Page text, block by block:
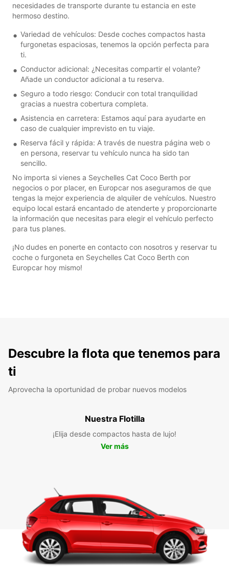
necesidades de transporte durante tu estancia en este
hermoso destino.
Variedad de vehículos: Desde coches compactos hasta
furgonetas espaciosas, tenemos la opción perfecta para
ti.
Conductor adicional: ¿Necesitas compartir el volante?
Añade un conductor adicional a tu reserva.
Seguro a todo riesgo: Conducir con total tranquilidad
gracias a nuestra cobertura completa.
Asistencia en carretera: Estamos aquí para ayudarte en
caso de cualquier imprevisto en tu viaje.
Reserva fácil y rápida: A través de nuestra página web o
en persona, reservar tu vehículo nunca ha sido tan
sencillo.
No importa si vienes a Seychelles Cat Coco Berth por
negocios o por placer, en Europcar nos aseguramos de que
tengas la mejor experiencia de alquiler de vehículos. Nuestro
equipo local estará encantado de atenderte y proporcionarte
la información que necesitas para elegir el vehículo perfecto
para tus planes.
¡No dudes en ponerte en contacto con nosotros y reservar tu
coche o furgoneta en Seychelles Cat Coco Berth con
Europcar hoy mismo!
Descubre la flota que tenemos para
ti
Aprovecha la oportunidad de probar nuevos modelos
Nuestra Flotilla
¡Elija desde compactos hasta de lujo!
Ver más